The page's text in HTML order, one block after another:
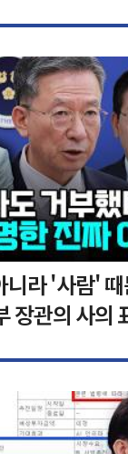
라 '사람'
관의 사의